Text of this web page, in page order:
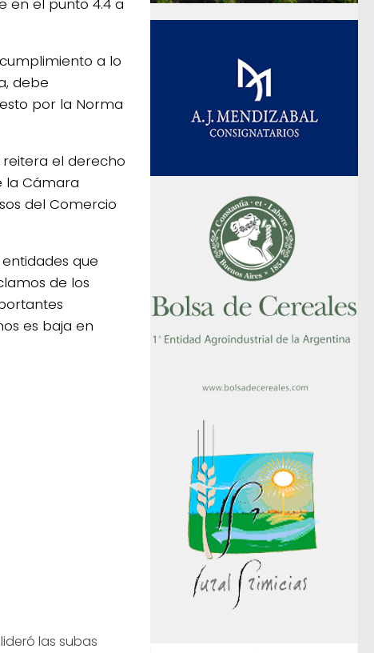
en el punto 4.4 a
a lo
debe
por la Norma
reitera el derecho
la Cámara
del Comercio
que
de los
es baja en
las subas